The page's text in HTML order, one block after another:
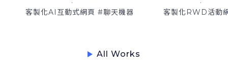
客製化AI互動式網頁 #聊天機器人 客製化RWD活動
All Works